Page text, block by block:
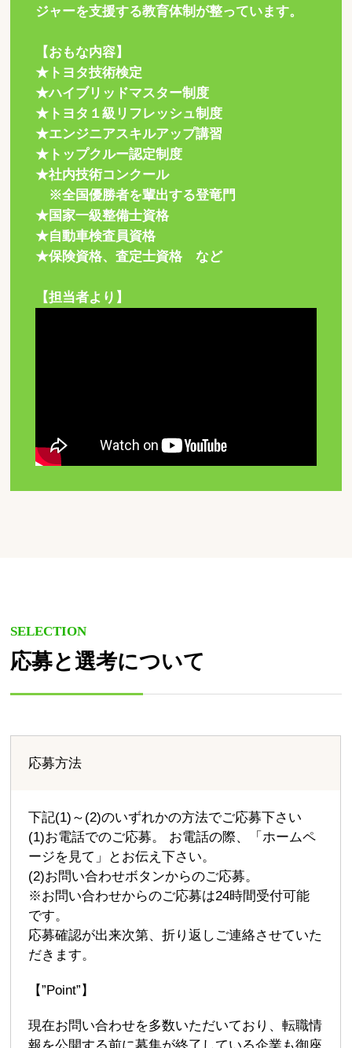
ジャーを支援する教育体制が整っています。
【おもな内容】
★トヨタ技術検定
★ハイブリッドマスター制度
★トヨタ１級リフレッシュ制度
★エンジニアスキルアップ講習
★トップクルー認定制度
★社内技術コンクール
※全国優勝者を輩出する登竜門
★国家一級整備士資格
★自動車検査員資格
★保険資格、査定士資格 など
【担当者より】
SELECTION
応募と選考について
応募方法
下記(1)～(2)のいずれかの方法でご応募下さい
(1)お電話でのご応募。 お電話の際、「ホームペ
ージを見て」とお伝え下さい。
(2)お問い合わせボタンからのご応募。
※お問い合わせからのご応募は24時間受付可能
です。
応募確認が出来次第、折り返しご連絡させていた
だきます。
【”Point”】
現在お問い合わせを多数いただいており、転職情